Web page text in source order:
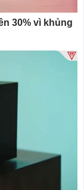
30% vì khủng